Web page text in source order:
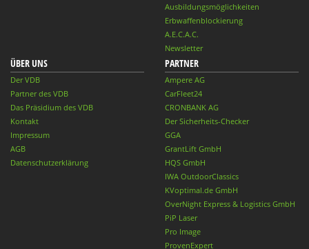
Ausbildungsmöglichkeiten
Erbwaffenblockierung
A.E.C.A.C.
Newsletter
ÜBER UNS
Der VDB
Partner des VDB
Das Präsidium des VDB
Kontakt
Impressum
AGB
Datenschutzerklärung
PARTNER
Ampere AG
CarFleet24
CRONBANK AG
Der Sicherheits-Checker
GGA
GrantLift GmbH
HQS GmbH
IWA OutdoorClassics
KVoptimal.de GmbH
OverNight Express & Logistics GmbH
PiP Laser
Pro Image
ProvenExpert